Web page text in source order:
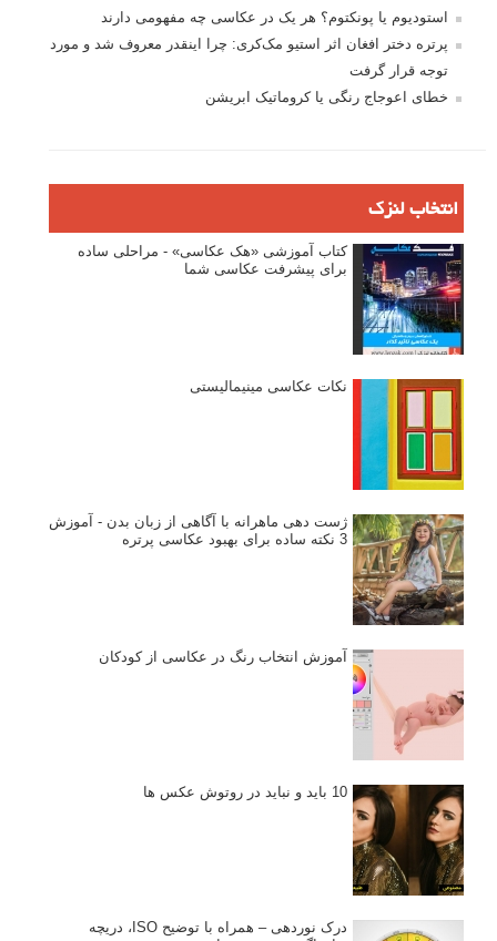
استودیوم یا پونکتوم؟ هر یک در عکاسی چه مفهومی دارند
پرتره دختر افغان اثر استیو مک‌کری: چرا اینقدر معروف شد و مورد
توجه قرار گرفت
خطای اعوجاج رنگی یا کروماتیک ابریشن
انتخاب لنزک
کتاب آموزشی «هک عکاسی» - مراحلی ساده
برای پیشرفت عکاسی شما
نکات عکاسی مینیمالیستی
ژست دهی ماهرانه با آگاهی از زبان بدن - آموزش
3 نکته ساده برای بهبود عکاسی پرتره
آموزش انتخاب رنگ در عکاسی از کودکان
10 باید و نباید در روتوش عکس ها
درک نوردهی – همراه با توضیح ISO، دریچه